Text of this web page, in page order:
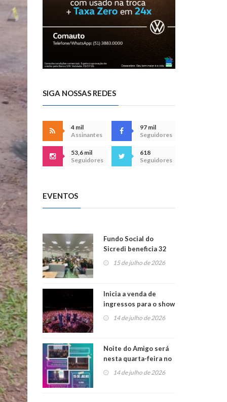
SIGA NOSSAS REDES
4 mil
Assinantes
97 mil
Seguidores
53,6 mil
Seguidores
618
Seguidores
EVENTOS
Fundo Social do
Sicredi beneficia 32
projetos em
15 de julho de 2026
Inicia a venda de
ingressos para o show
do Jota Quest nos 45
anos da Sicredi Ouro
14 de julho de 2026
Noite do Amigo será
nesta quarta-feira no
Centro de Cultura de
14 de julho de 2026